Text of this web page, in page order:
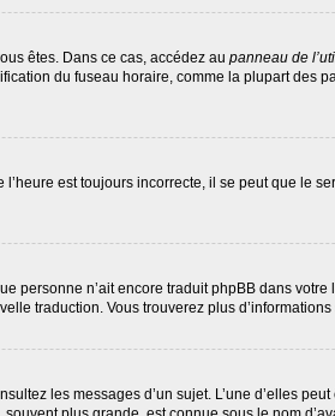
êtes. Dans ce cas, accédez au panneau de
du fuseau horaire, comme la plupart des
est toujours incorrecte, il se peut que le
personne n’ait encore traduit phpBB dans
traduction. Vous trouverez plus
les messages d’un sujet. L’une d’elles